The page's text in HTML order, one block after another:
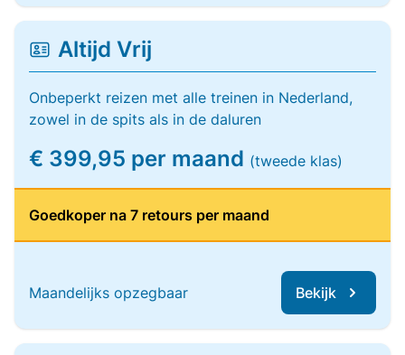
Altijd Vrij
Onbeperkt reizen met alle treinen in Nederland,
zowel in de spits als in de daluren
€ 399,95 per maand (tweede klas)
Goedkoper na 7 retours per maand
Maandelijks opzegbaar Bekijk